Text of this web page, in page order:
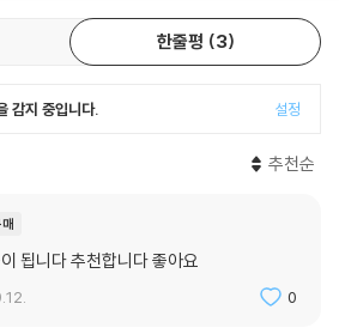
이 옳음을 증명하는 것인데.
지만, 2014년이 없었다면 그 불꽃은 피지 못
과거는 다음 시기를 더 거세게 만들었고, 그 시
이 떨어져 나갔다. 뉴스의 유통기한은 짧지만,
는다. 찬와이의 『동생』은 그 틈새에서 시작
혈육의 정, 그 정이 도시에 스며들어 서로의
로 『동생』의 무대이며, 찬와이가 끝내 지켜
반도를 자신의 발로 걷고 살아낸 인물들을 따
’이 아닌, 진짜 땅 위에서 삶의 길이를 측량해
한줄평 3
감지 중입니다. 설정
추천순
됩니다 추천합니다 좋아요
0